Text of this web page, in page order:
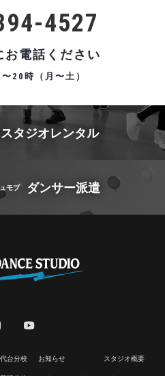
4527
お電話ください
20時（月〜土）
スタジオレンタル
モブ ダンサー派遣
台分校 お知らせ スタジオ概要